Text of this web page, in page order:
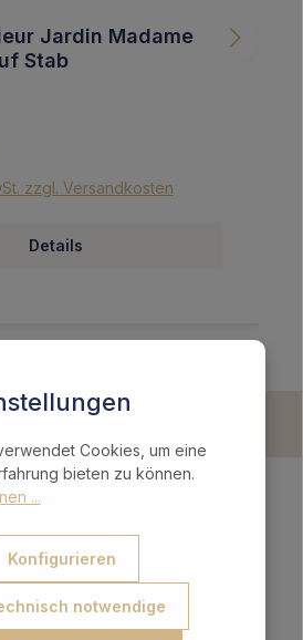
Jardin Madame
Stab
zzgl. Versandkosten
Details
Cookies, um eine
bieten zu können.
...
notwendige
Konfigurieren